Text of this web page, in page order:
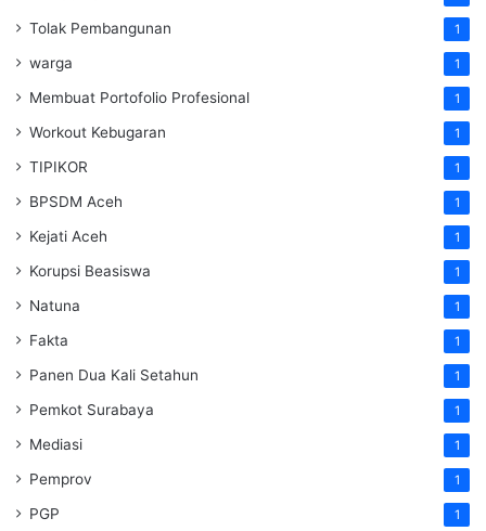
Tolak Pembangunan 1
warga 1
Membuat Portofolio Profesional 1
Workout Kebugaran 1
TIPIKOR 1
BPSDM Aceh 1
Kejati Aceh 1
Korupsi Beasiswa 1
Natuna 1
Fakta 1
Panen Dua Kali Setahun 1
Pemkot Surabaya 1
Mediasi 1
Pemprov 1
PGP 1